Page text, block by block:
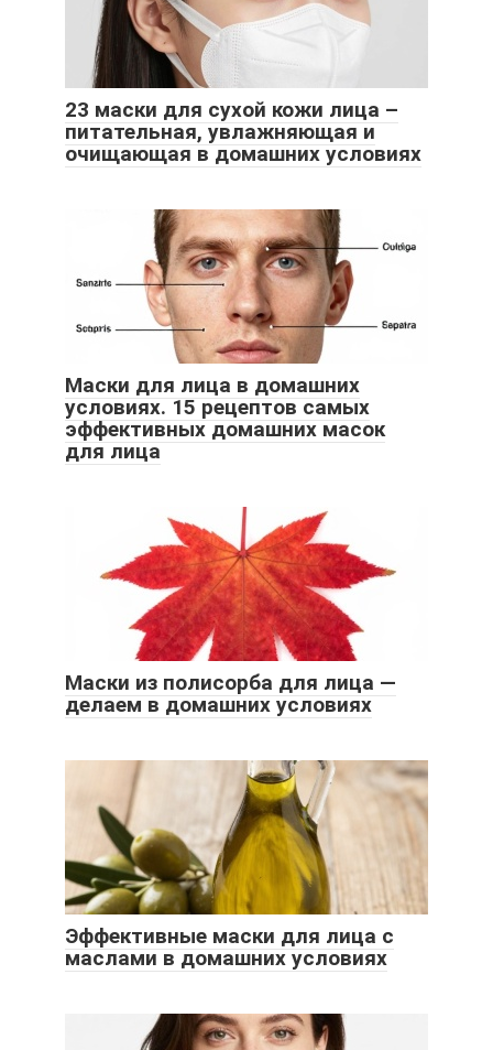
23 маски для сухой кожи лица –
питательная, увлажняющая и
очищающая в домашних условиях
Маски для лица в домашних
условиях. 15 рецептов самых
эффективных домашних масок
для лица
Маски из полисорба для лица —
делаем в домашних условиях
Эффективные маски для лица с
маслами в домашних условиях